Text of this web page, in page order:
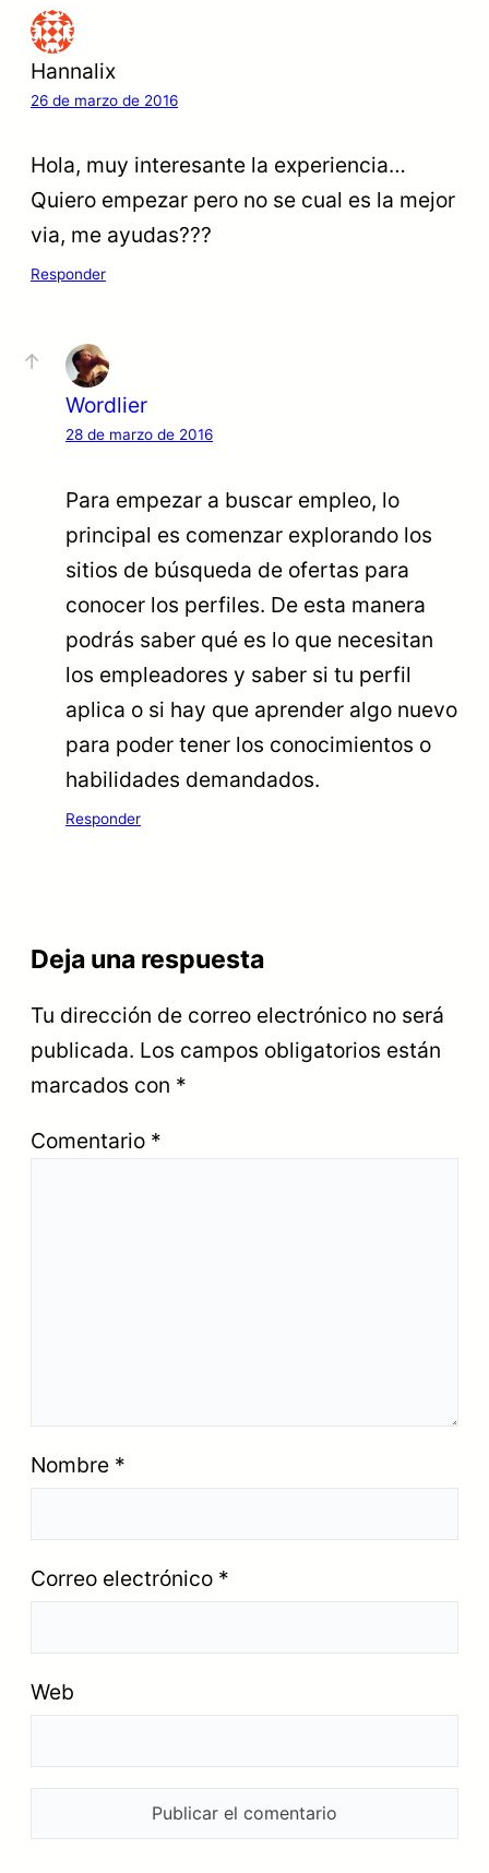
Hannalix
26 de marzo de 2016
Hola, muy interesante la experiencia…
Quiero empezar pero no se cual es la mejor
via, me ayudas???
Responder
Wordlier
28 de marzo de 2016
Para empezar a buscar empleo, lo
principal es comenzar explorando los
sitios de búsqueda de ofertas para
conocer los perfiles. De esta manera
podrás saber qué es lo que necesitan
los empleadores y saber si tu perfil
aplica o si hay que aprender algo nuevo
para poder tener los conocimientos o
habilidades demandados.
Responder
Deja una respuesta
Tu dirección de correo electrónico no será
publicada. Los campos obligatorios están
marcados con *
Comentario *
Nombre *
Correo electrónico *
Web